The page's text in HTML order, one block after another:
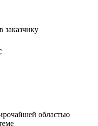
заказчику
областью